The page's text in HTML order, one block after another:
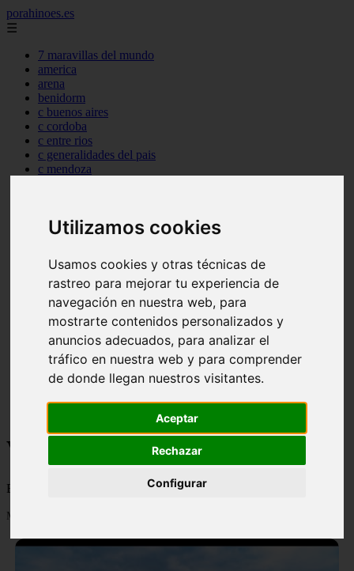
Utilizamos cookies
Usamos cookies y otras técnicas de
rastreo para mejorar tu experiencia de
navegación en nuestra web, para
mostrarte contenidos personalizados y
anuncios adecuados, para analizar el
tráfico en nuestra web y para comprender
de donde llegan nuestros visitantes.
Aceptar
Rechazar
Configurar
porahinoes.es
☰
7 maravillas del mundo
america
arena
benidorm
c buenos aires
c cordoba
c entre rios
c generalidades del pais
c mendoza
c santa fe
c zona austral
carmen
category
destinos
gijon
lanzarote
live
monumentos
naturaleza
Viajes y turismo
Blog sobre viajes y turismo, nacional e internacional, caro y barato
Mostrando 1 - 24 de 502 artículos